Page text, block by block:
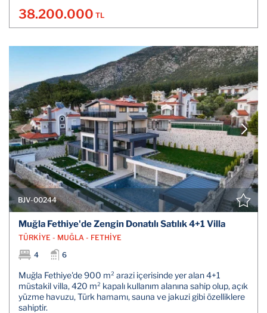
38.200.000 TL
BJV-00244
Muğla Fethiye'de Zengin Donatılı Satılık 4+1 Villa
TÜRKİYE - MUĞLA - FETHİYE
4
6
Muğla Fethiye'de 900 m² arazi içerisinde yer alan 4+1
müstakil villa, 420 m² kapalı kullanım alanına sahip olup, açık
yüzme havuzu, Türk hamamı, sauna ve jakuzi gibi özelliklere
sahiptir.